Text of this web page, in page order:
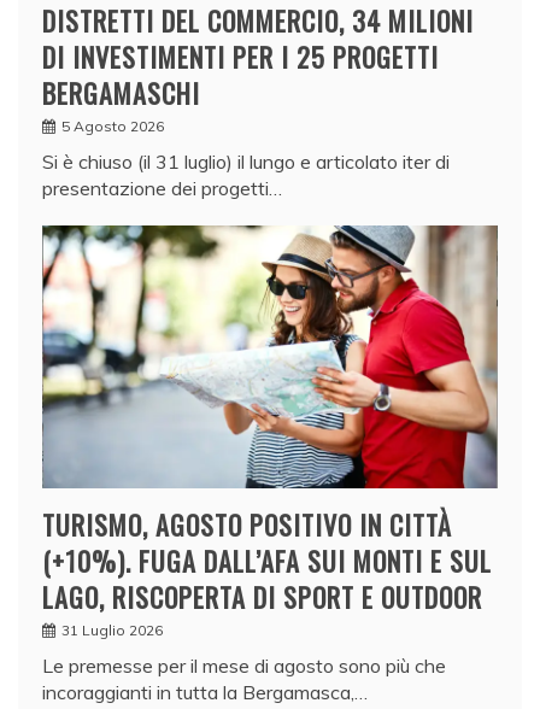
DISTRETTI DEL COMMERCIO, 34 MILIONI
DI INVESTIMENTI PER I 25 PROGETTI
BERGAMASCHI
5 Agosto 2026
Si è chiuso (il 31 luglio) il lungo e articolato iter di
presentazione dei progetti…
TURISMO, AGOSTO POSITIVO IN CITTÀ
(+10%). FUGA DALL’AFA SUI MONTI E SUL
LAGO, RISCOPERTA DI SPORT E OUTDOOR
31 Luglio 2026
Le premesse per il mese di agosto sono più che
incoraggianti in tutta la Bergamasca,…